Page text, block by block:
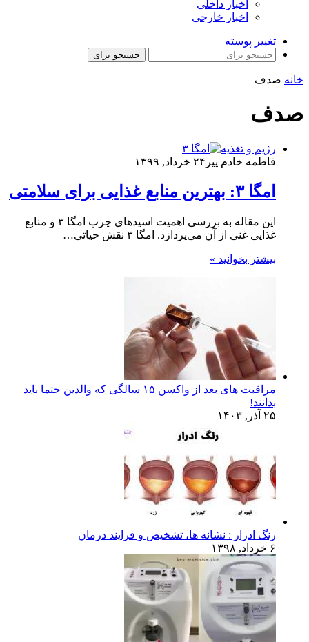
اخبار داخلی
اخبار خارجی
تغییر پوسته
جستجو برای
خانه|صدف
صدف
رژیم و تغذیه
فاطمه خادم ‌پیر ۲۴ خرداد, ۱۳۹۹
امگا ۳: بهترین منابع غذایی برای سلامتی
این مقاله به بررسی اهمیت اسیدهای چرب امگا ۳ و منابع
غذایی غنی از آن می‌پردازد. امگا ۳ نقش حیاتی…
بیشتر بخوانید »
مراقبت های بعد از واکسن ۱۵ سالگی که والدین حتما باید
بدانند!
۲۵ آذر, ۱۴۰۳
رنگ ادرار : نشانه ها، تشخیص و فرایند درمان
۶ خرداد, ۱۳۹۸